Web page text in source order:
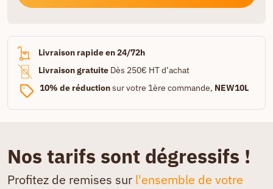
Livraison rapide en 24/72h
Livraison gratuite Dès 250€ HT d’achat
10% de réductionsur votre 1ère commande, NEW10L
Nos tarifs sont dégressifs !
Profitez de remises sur l'ensemble de votre